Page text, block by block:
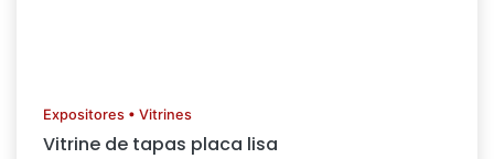
Expositores • Vitrines
Vitrine de tapas placa lisa